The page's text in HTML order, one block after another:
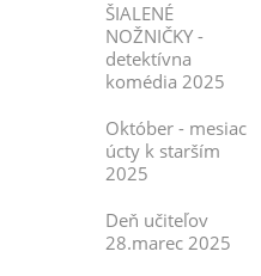
ŠIALENÉ
NOŽNIČKY -
detektívna
komédia 2025
Október - mesiac
úcty k starším
2025
Deň učiteľov
28.marec 2025